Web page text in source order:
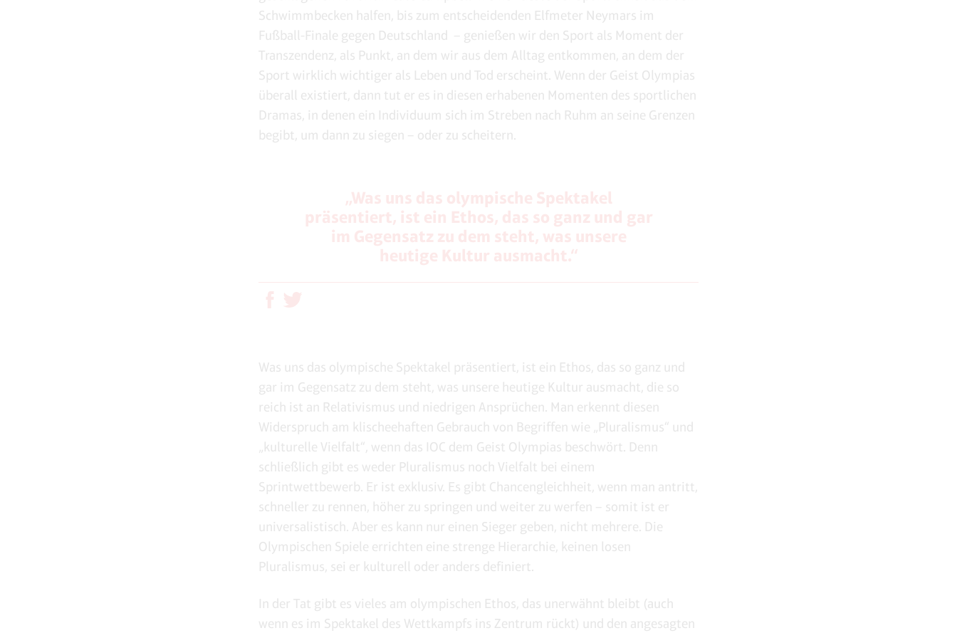
Schwimmbecken halfen, bis zum entscheidenden Elfmeter Neymars im
Fußball-Finale gegen Deutschland – genießen wir den Sport als Moment der
Transzendenz, als Punkt, an dem wir aus dem Alltag entkommen, an dem der
Sport wirklich wichtiger als Leben und Tod erscheint. Wenn der Geist Olympias
überall existiert, dann tut er es in diesen erhabenen Momenten des sportlichen
Dramas, in denen ein Individuum sich im Streben nach Ruhm an seine Grenzen
begibt, um dann zu siegen – oder zu scheitern.
Was uns das olympische Spektakel präsentiert, ist ein Ethos, das so ganz und
gar im Gegensatz zu dem steht, was unsere heutige Kultur ausmacht, die so
reich ist an Relativismus und niedrigen Ansprüchen. Man erkennt diesen
Widerspruch am klischeehaften Gebrauch von Begriffen wie „Pluralismus“ und
„kulturelle Vielfalt“, wenn das IOC dem Geist Olympias beschwört. Denn
schließlich gibt es weder Pluralismus noch Vielfalt bei einem
Sprintwettbewerb. Er ist exklusiv. Es gibt Chancengleichheit, wenn man antritt,
schneller zu rennen, höher zu springen und weiter zu werfen – somit ist er
universalistisch. Aber es kann nur einen Sieger geben, nicht mehrere. Die
Olympischen Spiele errichten eine strenge Hierarchie, keinen losen
Pluralismus, sei er kulturell oder anders definiert.
In der Tat gibt es vieles am olympischen Ethos, das unerwähnt bleibt (auch
wenn es im Spektakel des Wettkampfs ins Zentrum rückt) und den angesagten